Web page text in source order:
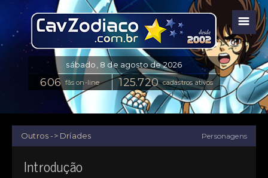
☰
fãs on-line cadastros ativos
Outros -> Dríades Personagens
Introdução